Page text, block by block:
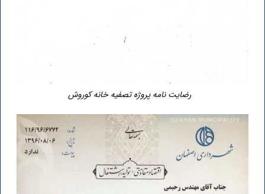
رضایت نامه پروژه تصفیه خانه کوروش